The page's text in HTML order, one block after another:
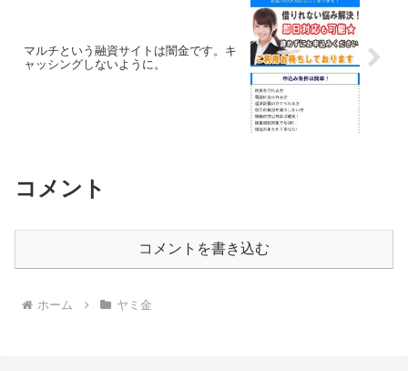
マルチという融資サイトは闇金です。キ
ャッシングしないように。
コメント
コメントを書き込む
ホーム ヤミ金